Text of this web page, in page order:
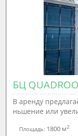
БЦ
В аренду
ньшение или
Площадь: 1800 м2